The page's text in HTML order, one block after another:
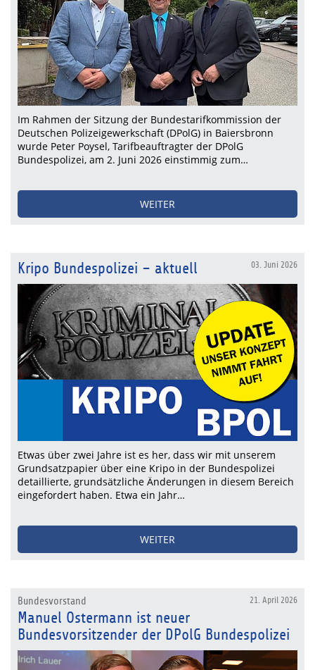
Im Rahmen der Sitzung der Bundestarifkommission der
Deutschen Polizeigewerkschaft (DPolG) in Baiersbronn
wurde Peter Poysel, Tarifbeauftragter der DPolG
Bundespolizei, am 2. Juni 2026 einstimmig zum…
WEITER
03. Juni 2026
Kripo Bundespolizei – aktuell
Etwas über zwei Jahre ist es her, dass wir mit unserem
Grundsatzpapier über eine Kripo in der Bundespolizei
detaillierte, grundsätzliche Änderungen in diesem Bereich
eingefordert haben. Etwa ein Jahr…
WEITER
21. April 2026
Bundesvorstand
Manuel Ostermann ist neuer
Bundesvorsitzender der DPolG Bundespolizei